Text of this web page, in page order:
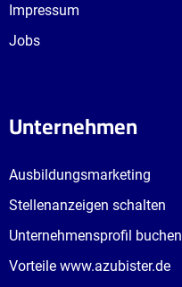
Impressum
Jobs
Unternehmen
Ausbildungsmarketing
Stellenanzeigen schalten
Unternehmensprofil buchen
Vorteile www.azubister.de